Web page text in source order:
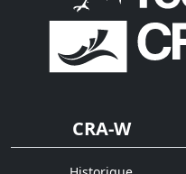
CRA-W